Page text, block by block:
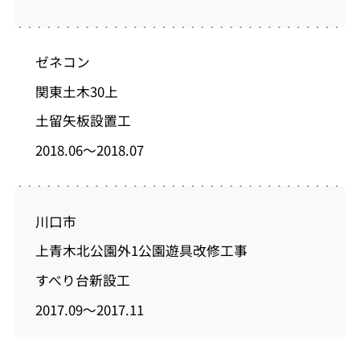
ゼネコン
関東土木30上
土留矢板設置工
2018.06～2018.07
川口市
上青木北公園外1公園遊具改修工事
すべり台新設工
2017.09～2017.11